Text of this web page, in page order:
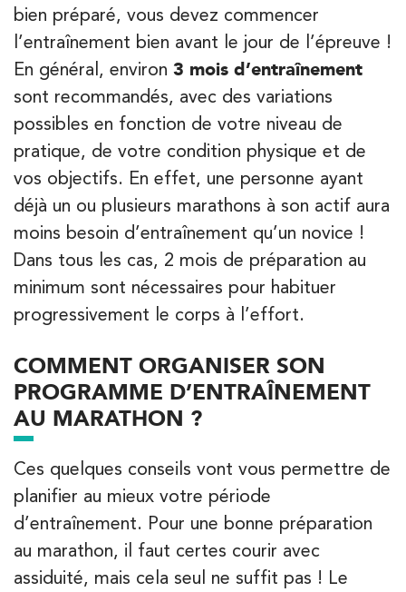
bien préparé, vous devez commencer
l’entraînement bien avant le jour de l’épreuve !
En général, environ 3 mois d’entraînement
sont recommandés, avec des variations
possibles en fonction de votre niveau de
pratique, de votre condition physique et de
vos objectifs. En effet, une personne ayant
déjà un ou plusieurs marathons à son actif aura
moins besoin d’entraînement qu’un novice !
Dans tous les cas, 2 mois de préparation au
minimum sont nécessaires pour habituer
progressivement le corps à l’effort.
COMMENT ORGANISER SON
PROGRAMME D’ENTRAÎNEMENT
AU MARATHON ?
Ces quelques conseils vont vous permettre de
planifier au mieux votre période
d’entraînement. Pour une bonne préparation
au marathon, il faut certes courir avec
assiduité, mais cela seul ne suffit pas ! Le
Filtrer lescabinets avec balnéothérapie
IK Châtenay-Malabry – 92
380 Av. de la Division Leclerc 92290
Châtenay-Malabry
380 Av. de la Division Leclerc 92290 Châtenay-
01 43 50 05 24
PRENEZ RDV SUR
Kinésithérapie Balnéothérapie
IK Paris 16 – Trocadéro
8 Avenue de Camoens 75116 Paris
01 42 15 22 46
PRENEZ RDV SUR
Kinésithérapie